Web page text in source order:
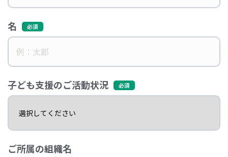
名
子ども支援のご活動状況
ご所属の組織名